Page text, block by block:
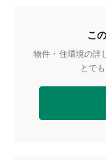
こ
物件・住環境の詳
とで